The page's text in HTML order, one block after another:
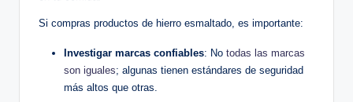
Si compras ⁤productos de hierro​ esmaltado, ⁢es importante:
Investigar marcas confiables: No todas las marcas
son iguales; algunas tienen ⁤estándares de seguridad
‍más altos que otras.